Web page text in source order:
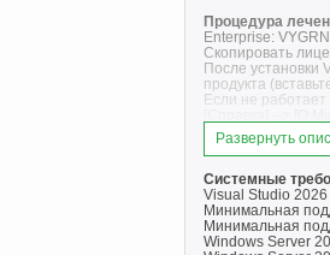
Процедура
Enterprise:
Скопировать
После установки
продукта
Если не работает
кнопку
Развернуть
Системные
Visual Studio
Минимальная
Минимальная
Windows Server